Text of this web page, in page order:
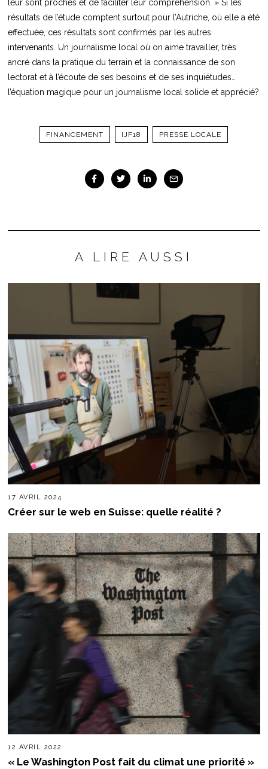
leur sont proches et de faciliter leur compréhension. » Si les
résultats de l’étude comptent surtout pour l’Autriche, où elle a été
effectuée, ces résultats sont confirmés par les autres
intervenants. Un journalisme local où on aime travailler, très
ancré dans la pratique du terrain et la connaissance de son
lectorat et à l’écoute de ses besoins et de ses inquiétudes…
l’équation magique pour un journalisme local solide et apprécié?
FINANCEMENT IJF18 PRESSE LOCALE
A LIRE AUSSI
17 AVRIL 2024
Créer sur le web en Suisse: quelle réalité ?
12 AVRIL 2022
« Le Washington Post fait du climat une priorité »